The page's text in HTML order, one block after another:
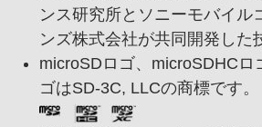
ンス研究所とソニーモバイル
ンズ株式会社が共同開発した
microSDロゴ、 microSDHCロ
ゴはSD-3C, LLCの商標です。